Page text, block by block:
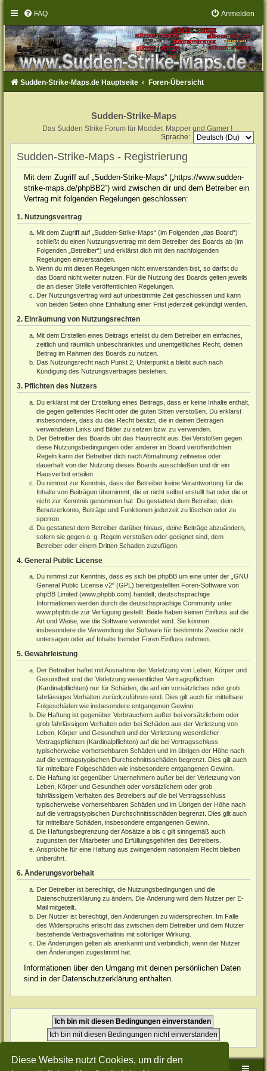
Diese Website nutzt Cookies, um dir den
FAQ Anmelden
Sudden-Strike-Maps.de Hauptseite Foren-Übersicht
Sudden-Strike-Maps
Das Sudden Strike Forum für Modder, Mapper und Gamer !
Sprache:
Sudden-Strike-Maps - Registrierung
Mit dem Zugriff auf „Sudden-Strike-Maps“ („https://www.sudden-
strike-maps.de/phpBB2“) wird zwischen dir und dem Betreiber ein
Vertrag mit folgenden Regelungen geschlossen:
1. Nutzungsvertrag
Mit dem Zugriff auf „Sudden-Strike-Maps“ (im Folgenden „das Board“)
schließt du einen Nutzungsvertrag mit dem Betreiber des Boards ab (im
Folgenden „Betreiber“) und erklärst dich mit den nachfolgenden
Regelungen einverstanden.
Wenn du mit diesen Regelungen nicht einverstanden bist, so darfst du
das Board nicht weiter nutzen. Für die Nutzung des Boards gelten jeweils
die an dieser Stelle veröffentlichten Regelungen.
Der Nutzungsvertrag wird auf unbestimmte Zeit geschlossen und kann
von beiden Seiten ohne Einhaltung einer Frist jederzeit gekündigt werden.
2. Einräumung von Nutzungsrechten
Mit dem Erstellen eines Beitrags erteilst du dem Betreiber ein einfaches,
zeitlich und räumlich unbeschränktes und unentgeltliches Recht, deinen
Beitrag im Rahmen des Boards zu nutzen.
Das Nutzungsrecht nach Punkt 2, Unterpunkt a bleibt auch nach
Kündigung des Nutzungsvertrages bestehen.
3. Pflichten des Nutzers
Du erklärst mit der Erstellung eines Beitrags, dass er keine Inhalte enthält,
die gegen geltendes Recht oder die guten Sitten verstoßen. Du erklärst
insbesondere, dass du das Recht besitzt, die in deinen Beiträgen
verwendeten Links und Bilder zu setzen bzw. zu verwenden.
Der Betreiber des Boards übt das Hausrecht aus. Bei Verstößen gegen
diese Nutzungsbedingungen oder anderer im Board veröffentlichten
Regeln kann der Betreiber dich nach Abmahnung zeitweise oder
dauerhaft von der Nutzung dieses Boards ausschließen und dir ein
Hausverbot erteilen.
Du nimmst zur Kenntnis, dass der Betreiber keine Verantwortung für die
Inhalte von Beiträgen übernimmt, die er nicht selbst erstellt hat oder die er
nicht zur Kenntnis genommen hat. Du gestattest dem Betreiber, dein
Benutzerkonto, Beiträge und Funktionen jederzeit zu löschen oder zu
sperren.
Du gestattest dem Betreiber darüber hinaus, deine Beiträge abzuändern,
sofern sie gegen o. g. Regeln verstoßen oder geeignet sind, dem
Betreiber oder einem Dritten Schaden zuzufügen.
4. General Public License
Du nimmst zur Kenntnis, dass es sich bei phpBB um eine unter der „GNU
General Public License v2“ (GPL) bereitgestellten Foren-Software von
phpBB Limited (www.phpbb.com) handelt; deutschsprachige
Informationen werden durch die deutschsprachige Community unter
www.phpbb.de zur Verfügung gestellt. Beide haben keinen Einfluss auf die
Art und Weise, wie die Software verwendet wird. Sie können
insbesondere die Verwendung der Software für bestimmte Zwecke nicht
untersagen oder auf Inhalte fremder Foren Einfluss nehmen.
5. Gewährleistung
Der Betreiber haftet mit Ausnahme der Verletzung von Leben, Körper und
Gesundheit und der Verletzung wesentlicher Vertragspflichten
(Kardinalpflichten) nur für Schäden, die auf ein vorsätzliches oder grob
fahrlässiges Verhalten zurückzuführen sind. Dies gilt auch für mittelbare
Folgeschäden wie insbesondere entgangenen Gewinn.
Die Haftung ist gegenüber Verbrauchern außer bei vorsätzlichem oder
grob fahrlässigem Verhalten oder bei Schäden aus der Verletzung von
Leben, Körper und Gesundheit und der Verletzung wesentlicher
Vertragspflichten (Kardinalpflichten) auf die bei Vertragsschluss
typischerweise vorhersehbaren Schäden und im übrigen der Höhe nach
auf die vertragstypischen Durchschnittsschäden begrenzt. Dies gilt auch
für mittelbare Folgeschäden wie insbesondere entgangenen Gewinn.
Die Haftung ist gegenüber Unternehmern außer bei der Verletzung von
Leben, Körper und Gesundheit oder vorsätzlichem oder grob
fahrlässigem Verhalten des Betreibers auf die bei Vertragsschluss
typischerweise vorhersehbaren Schäden und im Übrigen der Höhe nach
auf die vertragstypischen Durchschnittsschäden begrenzt. Dies gilt auch
für mittelbare Schäden, insbesondere entgangenen Gewinn.
Die Haftungsbegrenzung der Absätze a bis c gilt sinngemäß auch
zugunsten der Mitarbeiter und Erfüllungsgehilfen des Betreibers.
Ansprüche für eine Haftung aus zwingendem nationalem Recht bleiben
unberührt.
6. Änderungsvorbehalt
Der Betreiber ist berechtigt, die Nutzungsbedingungen und die
Datenschutzerklärung zu ändern. Die Änderung wird dem Nutzer per E-
Mail mitgeteilt.
Der Nutzer ist berechtigt, den Änderungen zu widersprechen. Im Falle
des Widerspruchs erlischt das zwischen dem Betreiber und dem Nutzer
bestehende Vertragsverhältnis mit sofortiger Wirkung.
Die Änderungen gelten als anerkannt und verbindlich, wenn der Nutzer
den Änderungen zugestimmt hat.
Informationen über den Umgang mit deinen persönlichen Daten
sind in der Datenschutzerklärung enthalten.
Sudden-Strike-Maps.de Hauptseite Foren-Übersicht